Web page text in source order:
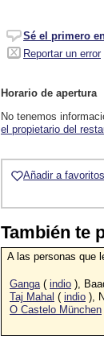
Sé el primero
Reportar un error
Horario de apertura
No tenemos
el propietario del
Añadir a favoritos
También te
A las personas que
Ganga ( indio ),
Taj Mahal ( indio ),
O Castelo München